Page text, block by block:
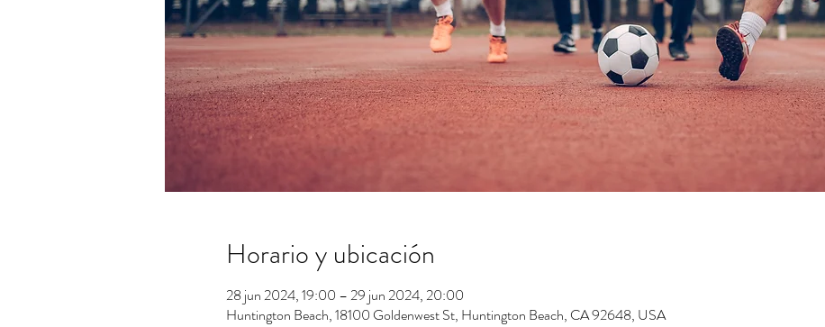
Horario y ubicación
28 jun 2024, 19:00 – 29 jun 2024, 20:00
Huntington Beach, 18100 Goldenwest St, Huntington Beach, CA 92648, USA